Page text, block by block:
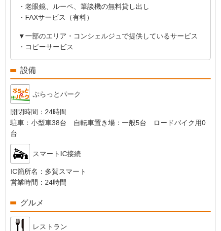
・老眼鏡、ルーペ、筆談機の無料貸し出し
・FAXサービス（有料）
▼一部のエリア・コンシェルジュで提供しているサービス
・コピーサービス
設備
ぷらっとパーク
開閉時間： 24時間
駐車： 小型車38台 自転車置き場：一般5台 ロードバイク用0
台
スマートIC接続
IC箇所名： 多賀スマート
営業時間： 24時間
グルメ
レストラン